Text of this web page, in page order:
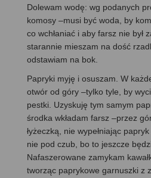
Dolewam wodę: wg podanych
komosy –musi być woda, by
co wchłaniać i aby farsz nie był
starannie mieszam na dość
odstawiam na bok.
Papryki myję i osuszam. W
otwór od góry –tylko tyle, by
pestki. Uzyskuję tym samym
środka wkładam farsz –przez
łyżeczką, nie wypełniając
nie pod czub, bo to jeszcze
Nafaszerowane zamykam
tworząc paprykowe garnuszki z